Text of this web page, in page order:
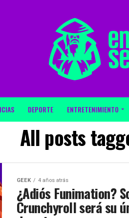
DEPORTE ENTRETENIMIENTO
All posts
GEEK 4 años atrás
¿Adiós Funimation?
Crunchyroll será su